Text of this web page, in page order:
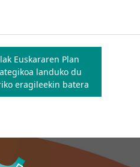
Euskararen Plan
landuko du
eragileekin batera